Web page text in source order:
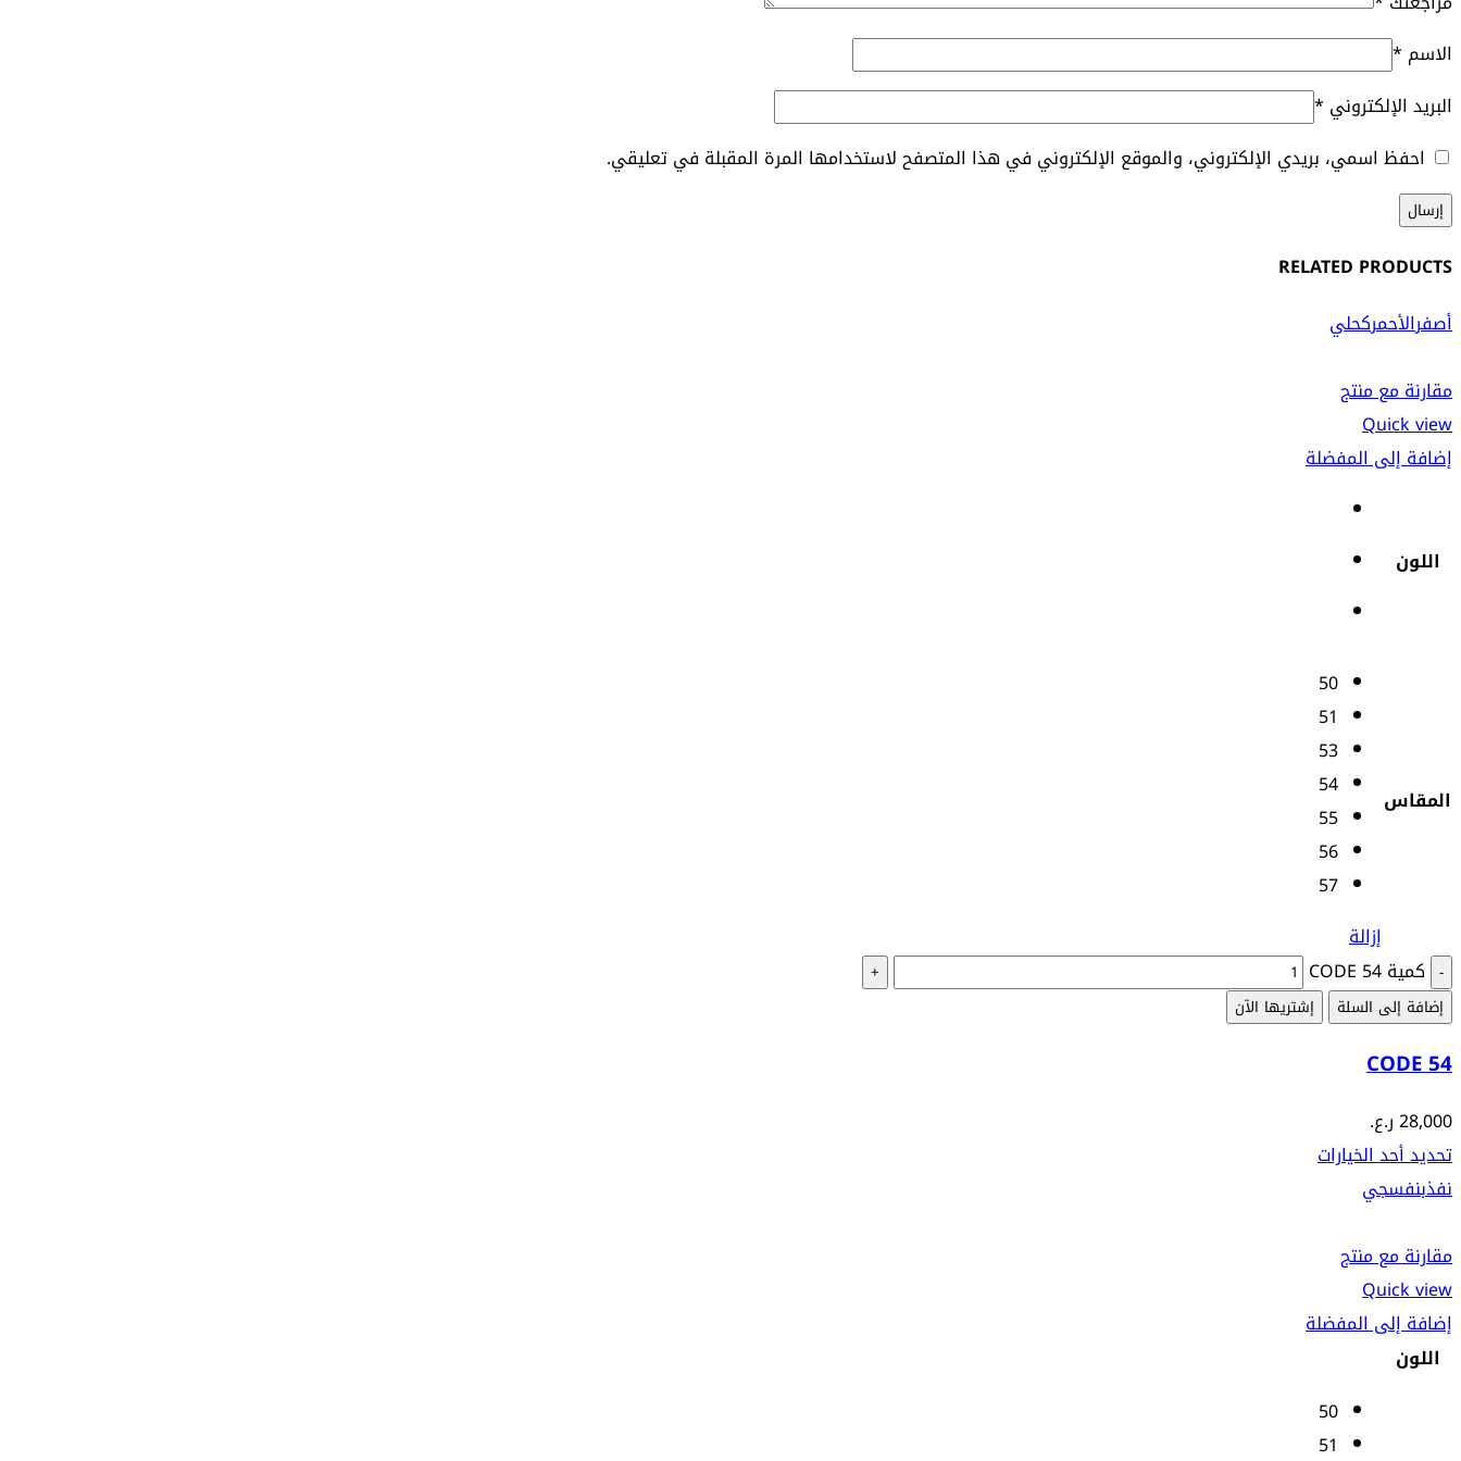
الاسم *
البريد الإلكتروني *
احفظ اسمي، بريدي الإلكتروني، والموقع الإلكتروني في هذا المتصفح لاستخدامها المرة المقبلة في تعليقي.
RELATED PRODUCTS
أصفرالأحمركحلي
مقارنة مع منتج
Quick view
إضافة إلى المفضلة
اللون
المقاس
50
51
53
54
55
56
57
إزالة
كمية CODE 54
إضافة إلى السلة إشتريها الآن
CODE 54
28,000ر.ع.
تحديد أحد الخيارات
نفذبنفسجي
مقارنة مع منتج
Quick view
إضافة إلى المفضلة
اللون
50
51